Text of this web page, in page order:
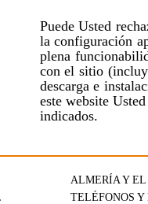
Puede Usted
la configuración
plena
con el sitio
descarga e
este website
indicados.
ALMERÍA Y EL
TELÉFONOS Y